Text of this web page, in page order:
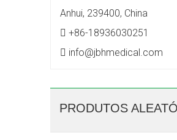
Anhui, 239400, China
 +86-18936030251
 info@jbhmedical.com
PRODUTOS